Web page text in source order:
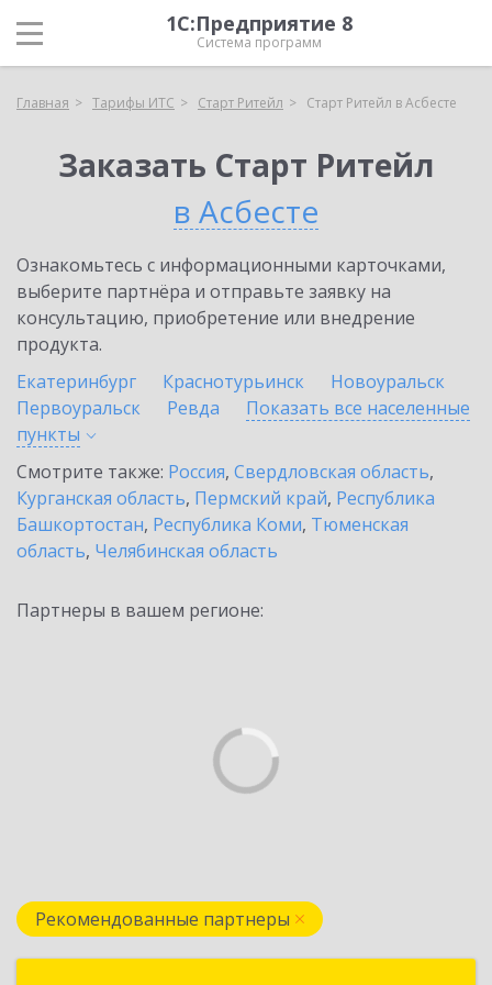
1С:Предприятие 8
Система программ
Главная Тарифы ИТС Старт Ритейл Старт Ритейл в Асбесте
Заказать Старт Ритейл
в Асбесте
Ознакомьтесь с информационными карточками,
выберите партнёра и отправьте заявку на
консультацию, приобретение или внедрение
продукта.
Екатеринбург
Краснотурьинск
Новоуральск
Первоуральск
Ревда
Показать все населенные
пункты
Смотрите также: Россия, Свердловская область,
Курганская область, Пермский край, Республика
Башкортостан, Республика Коми, Тюменская
область, Челябинская область
Партнеры в вашем регионе:
Рекомендованные партнеры